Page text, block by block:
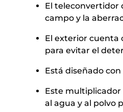
El teleconvertidor
campo y la
El exterior cuenta
para evitar el
Está diseñado
Este multiplicador
al agua y al polvo